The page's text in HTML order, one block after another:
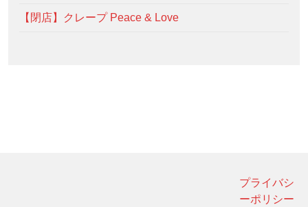
【閉店】クレープ Peace & Love
プライバシ
ーポリシー